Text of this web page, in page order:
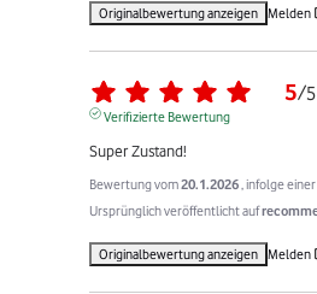
Originalbewertung anzeigen Melden
5/5
Verifizierte Bewertung
Super Zustand!
Bewertung vom20.1.2026 , infolge
Ursprünglich veröffentlicht auf
Originalbewertung anzeigen Melden